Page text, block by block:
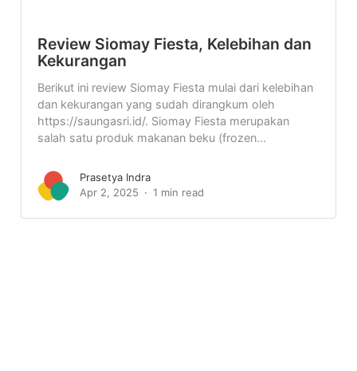
Review Siomay Fiesta, Kelebihan dan
Kekurangan
Berikut ini review Siomay Fiesta mulai dari kelebihan
dan kekurangan yang sudah dirangkum oleh
https://saungasri.id/. Siomay Fiesta merupakan
salah satu produk makanan beku (frozen...
Prasetya Indra
Apr 2, 2025
1 min read